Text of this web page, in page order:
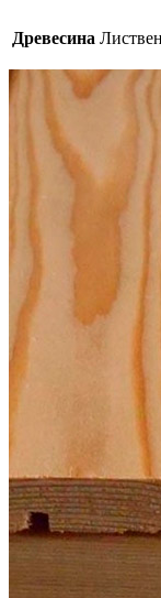
Древесина